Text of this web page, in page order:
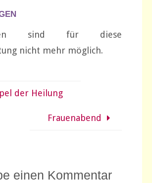
sind für diese
nicht mehr möglich.
der Heilung
Frauenabend
einen Kommentar